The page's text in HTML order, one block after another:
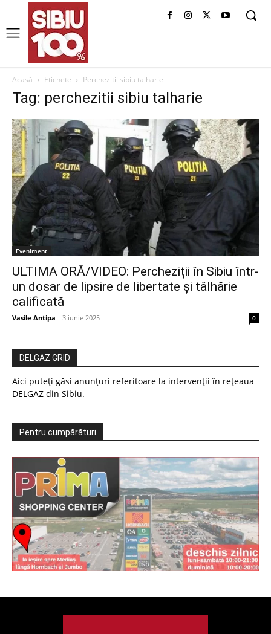
Acasă Etichete Perchezitii sibiu talharie
Tag: perchezitii sibiu talharie
Eveniment
ULTIMA ORĂ/VIDEO: Percheziții în Sibiu într-
un dosar de lipsire de libertate și tâlhărie
calificată
Vasile Antipa - 3 iunie 2025 0
DELGAZ GRID
Aici puteți găsi anunțuri referitoare la intervenții în rețeaua
DELGAZ din Sibiu.
Pentru cumpărături